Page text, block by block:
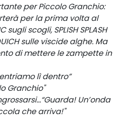
per Piccolo Granchio:
per la prima volta al
scogli, SPLISH SPLASH
sulle viscide alghe. Ma
di mettere le zampette in
lì dentro”
Granchio"
Un’onda
che arriva!"